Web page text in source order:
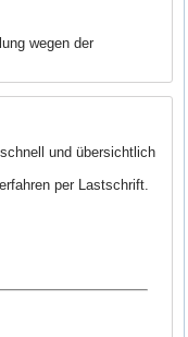
wegen der
und übersichtlich
per Lastschrift.